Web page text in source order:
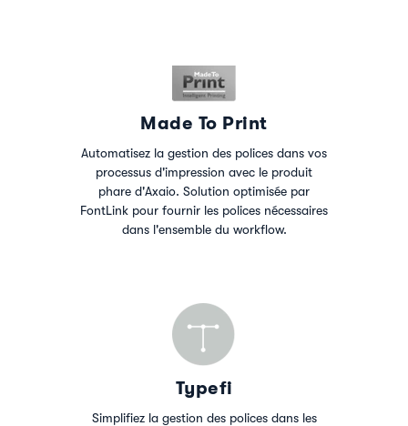
Made To Print
Automatisez la gestion des polices dans vos
processus d'impression avec le produit
phare d'Axaio. Solution optimisée par
FontLink pour fournir les polices nécessaires
dans l'ensemble du workflow.
Typefi
Simplifiez la gestion des polices dans les